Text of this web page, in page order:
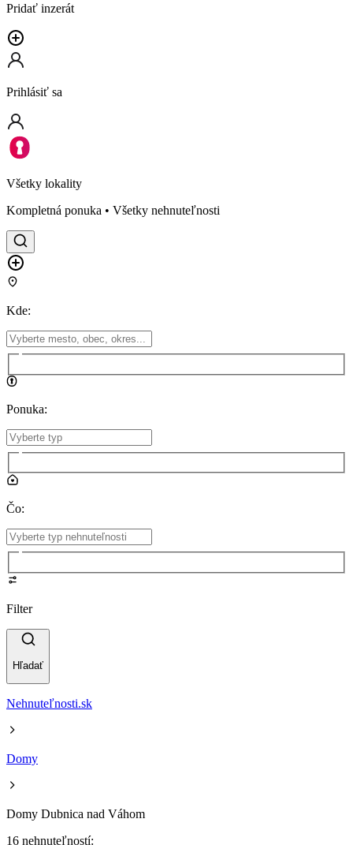
Pridať inzerát
Prihlásiť sa
Všetky lokality
Kompletná ponuka • Všetky nehnuteľnosti
Kde:
Ponuka:
Čo:
Filter
Hľadať
Nehnuteľnosti.sk
Domy
Domy Dubnica nad Váhom
16 nehnuteľností: